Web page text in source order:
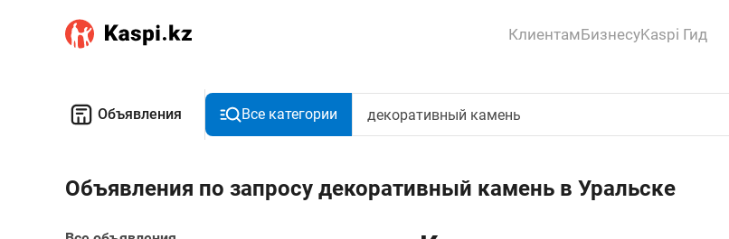
КлиентамБизнесуKaspi Гид
Объявления Все категории
Объявления по запросу декоративный камень в Уральске